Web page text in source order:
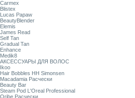
Carmex
Blistex
Lucas Papaw
BeautyBlender
Elemis
James Read
Self Tan
Gradual Tan
Enhance
Medik8
АКСЕССУАРЫ ДЛЯ ВОЛОС
Ikoo
Hair Bobbles HH Simonsen
Macadamia Расчески
Beauty Bar
Steam Pod L'Oreal Professional
Oribe Расчески